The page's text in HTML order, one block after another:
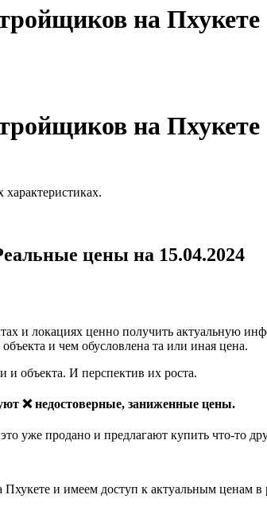
на Пхукете
на Пхукете
цены на 15.04.2024
и локациях ценно получить актуальную
и чем обусловлена та или иная цена.
объекта. И перспектив их роста.
❌ недостоверные, заниженные цены.
уже продано и предлагают купить что-то
и имеем доступ к актуальным ценам